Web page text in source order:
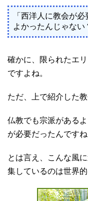
「西洋人に教会が
よかったんじゃない
確かに、限られたエ
ですよね。
ただ、上で紹介した
仏教でも宗派がある
が必要だったんですね
とは言え、こんな風
集しているのは世界